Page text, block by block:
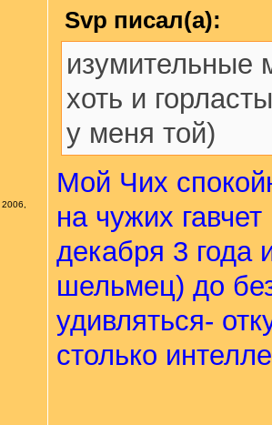
Svp писал(а):
хоть и
у меня той)
Мой Чих
на чужих
декабря 3 года
шельмец) до
удивляться-
столько